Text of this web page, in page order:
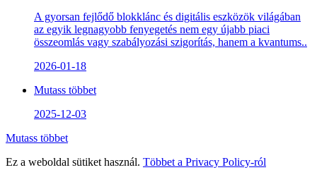
A gyorsan fejlődő blokklánc és digitális eszközök világában
az egyik legnagyobb fenyegetés nem egy újabb piaci
összeomlás vagy szabályozási szigorítás, hanem a kvantums..
2026-01-18
Mutass többet
2025-12-03
Mutass többet
Ez a weboldal sütiket használ. Többet a Privacy Policy-ról